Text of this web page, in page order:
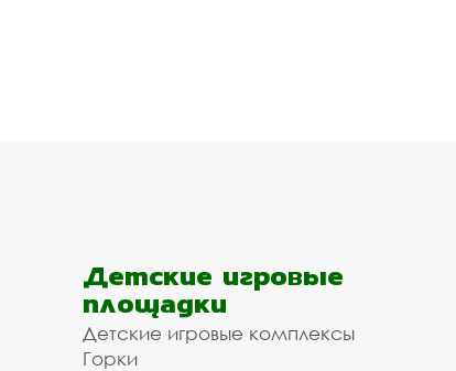
Детские игровые
площадки
Детские игровые комплексы
Горки